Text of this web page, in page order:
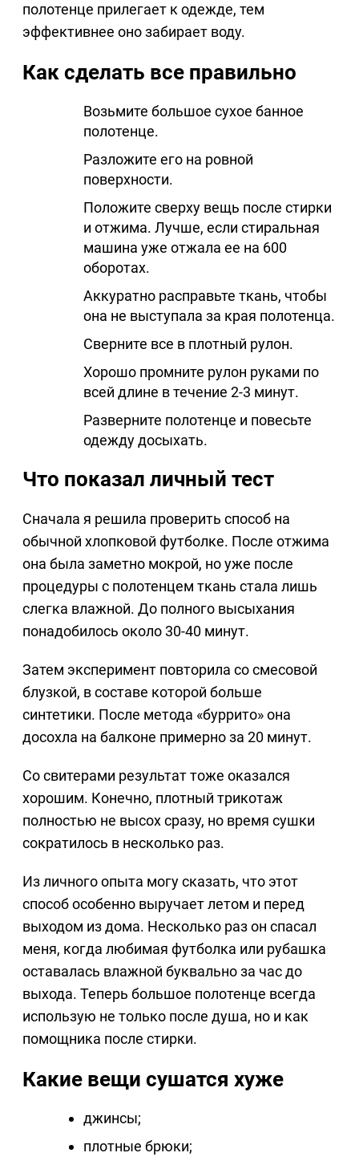
полотенце прилегает к одежде, тем
эффективнее оно забирает воду.
Как сделать все правильно
Возьмите большое сухое банное
полотенце.
Разложите его на ровной
поверхности.
Положите сверху вещь после стирки
и отжима. Лучше, если стиральная
машина уже отжала ее на 600
оборотах.
Аккуратно расправьте ткань, чтобы
она не выступала за края полотенца.
Сверните все в плотный рулон.
Хорошо промните рулон руками по
всей длине в течение 2-3 минут.
Разверните полотенце и повесьте
одежду досыхать.
Что показал личный тест
Сначала я решила проверить способ на
обычной хлопковой футболке. После отжима
она была заметно мокрой, но уже после
процедуры с полотенцем ткань стала лишь
слегка влажной. До полного высыхания
понадобилось около 30-40 минут.
Затем эксперимент повторила со смесовой
блузкой, в составе которой больше
синтетики. После метода «буррито» она
досохла на балконе примерно за 20 минут.
Со свитерами результат тоже оказался
хорошим. Конечно, плотный трикотаж
полностью не высох сразу, но время сушки
сократилось в несколько раз.
Из личного опыта могу сказать, что этот
способ особенно выручает летом и перед
выходом из дома. Несколько раз он спасал
меня, когда любимая футболка или рубашка
оставалась влажной буквально за час до
выхода. Теперь большое полотенце всегда
использую не только после душа, но и как
помощника после стирки.
Какие вещи сушатся хуже
джинсы;
плотные брюки;